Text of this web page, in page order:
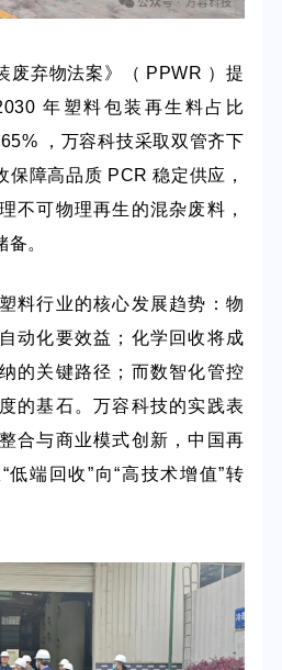
废弃物法案》（ PPWR ）提
年塑料包装再生料占比
，万容科技采取双管齐下
保障高品质 PCR 稳定供应，
不可物理再生的混杂废料，
。
料行业的核心发展趋势：物
动化要效益；化学回收将成
的关键路径；而数智化管控
的基石。万容科技的实践表
合与商业模式创新，中国再
“低端回收”向“高技术增值”转